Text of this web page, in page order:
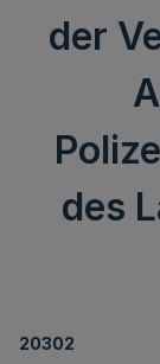
der
des
20302